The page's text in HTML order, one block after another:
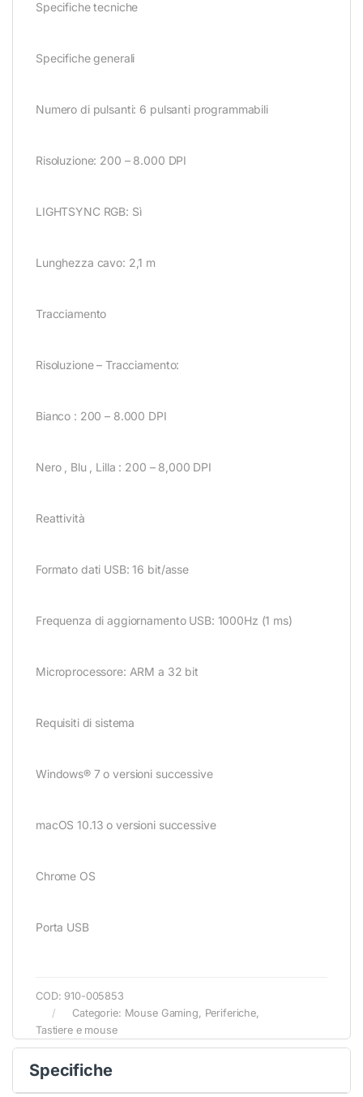
Specifiche tecniche
Specifiche generali
Numero di pulsanti: 6 pulsanti programmabili
Risoluzione: 200 – 8.000 DPI
LIGHTSYNC RGB: Sì
Lunghezza cavo: 2,1 m
Tracciamento
Risoluzione – Tracciamento:
Bianco : 200 – 8.000 DPI
Nero , Blu , Lilla : 200 – 8,000 DPI
Reattività
Formato dati USB: 16 bit/asse
Frequenza di aggiornamento USB: 1000Hz (1 ms)
Microprocessore: ARM a 32 bit
Requisiti di sistema
Windows® 7 o versioni successive
macOS 10.13 o versioni successive
Chrome OS
Porta USB
COD: 910-005853
Categorie: Mouse Gaming Periferiche
Tastiere e mouse
Specifiche